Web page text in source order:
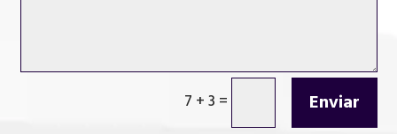
7 + 3 = Enviar